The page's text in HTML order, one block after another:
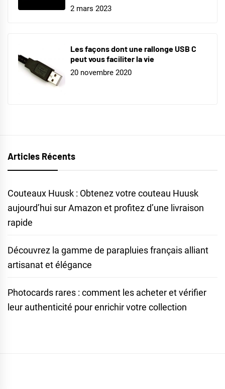
2 mars 2023
Les façons dont une rallonge USB C
peut vous faciliter la vie
20 novembre 2020
Articles Récents
Couteaux Huusk : Obtenez votre couteau Huusk
aujourd’hui sur Amazon et profitez d’une livraison
rapide
Découvrez la gamme de parapluies français alliant
artisanat et élégance
Photocards rares : comment les acheter et vérifier
leur authenticité pour enrichir votre collection